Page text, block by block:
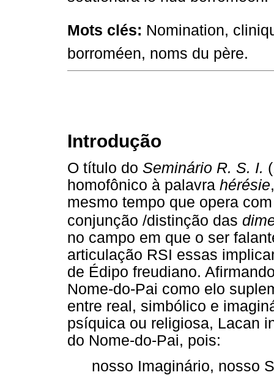
Mots clés: Nomination,
borroméen, noms du père.
Introdução
O título do Seminário R. S. I.
homofônico à palavra hérésie
mesmo tempo que opera
conjunção /distinção das
no campo em que o ser
articulação RSI essas
de Édipo freudiano.
Nome-do-Pai como elo
entre real, simbólico e
psíquica ou religiosa, Lacan
do Nome-do-Pai, pois:
nosso Imaginário, nosso